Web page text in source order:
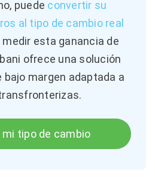
puede convertir su
al tipo de cambio real
esta ganancia de
ofrece una solución
margen adaptada a
tipo de cambio